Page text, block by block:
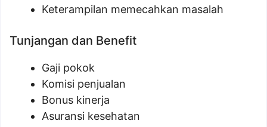
Keterampilan memecahkan masalah
Tunjangan dan Benefit
Gaji pokok
Komisi penjualan
Bonus kinerja
Asuransi kesehatan